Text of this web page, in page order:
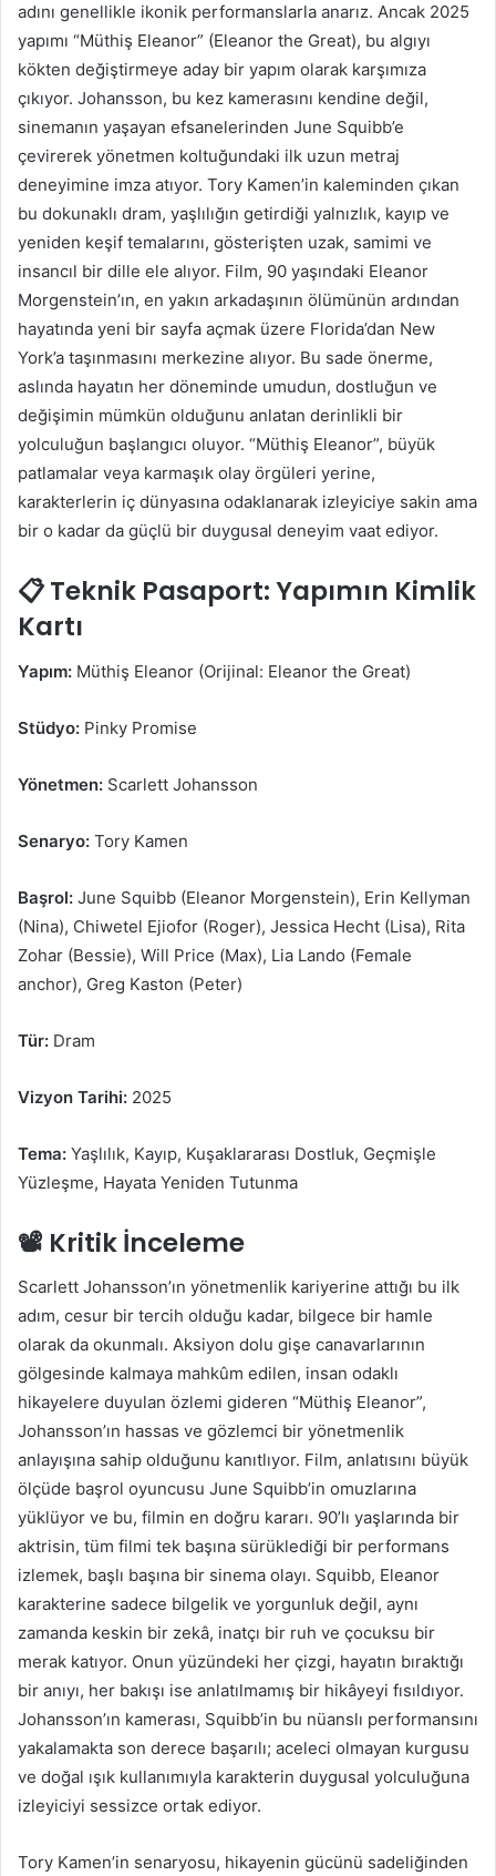
adını genellikle ikonik performanslarla anarız. Ancak 2025
yapımı “Müthiş Eleanor” (Eleanor the Great), bu algıyı
kökten değiştirmeye aday bir yapım olarak karşımıza
çıkıyor. Johansson, bu kez kamerasını kendine değil,
sinemanın yaşayan efsanelerinden June Squibb’e
çevirerek yönetmen koltuğundaki ilk uzun metraj
deneyimine imza atıyor. Tory Kamen’in kaleminden çıkan
bu dokunaklı dram, yaşlılığın getirdiği yalnızlık, kayıp ve
yeniden keşif temalarını, gösterişten uzak, samimi ve
insancıl bir dille ele alıyor. Film, 90 yaşındaki Eleanor
Morgenstein’ın, en yakın arkadaşının ölümünün ardından
hayatında yeni bir sayfa açmak üzere Florida’dan New
York’a taşınmasını merkezine alıyor. Bu sade önerme,
aslında hayatın her döneminde umudun, dostluğun ve
değişimin mümkün olduğunu anlatan derinlikli bir
yolculuğun başlangıcı oluyor. “Müthiş Eleanor”, büyük
patlamalar veya karmaşık olay örgüleri yerine,
karakterlerin iç dünyasına odaklanarak izleyiciye sakin ama
bir o kadar da güçlü bir duygusal deneyim vaat ediyor.
📋 Teknik Pasaport: Yapımın Kimlik
Kartı
Yapım: Müthiş Eleanor (Orijinal: Eleanor the Great)
Stüdyo: Pinky Promise
Yönetmen: Scarlett Johansson
Senaryo: Tory Kamen
Başrol: June Squibb (Eleanor Morgenstein), Erin Kellyman
(Nina), Chiwetel Ejiofor (Roger), Jessica Hecht (Lisa), Rita
Zohar (Bessie), Will Price (Max), Lia Lando (Female
anchor), Greg Kaston (Peter)
Tür: Dram
Vizyon Tarihi: 2025
Tema: Yaşlılık, Kayıp, Kuşaklararası Dostluk, Geçmişle
Yüzleşme, Hayata Yeniden Tutunma
📽️ Kritik İnceleme
Scarlett Johansson’ın yönetmenlik kariyerine attığı bu ilk
adım, cesur bir tercih olduğu kadar, bilgece bir hamle
olarak da okunmalı. Aksiyon dolu gişe canavarlarının
gölgesinde kalmaya mahkûm edilen, insan odaklı
hikayelere duyulan özlemi gideren “Müthiş Eleanor”,
Johansson’ın hassas ve gözlemci bir yönetmenlik
anlayışına sahip olduğunu kanıtlıyor. Film, anlatısını büyük
ölçüde başrol oyuncusu June Squibb’in omuzlarına
yüklüyor ve bu, filmin en doğru kararı. 90’lı yaşlarında bir
aktrisin, tüm filmi tek başına sürüklediği bir performans
izlemek, başlı başına bir sinema olayı. Squibb, Eleanor
karakterine sadece bilgelik ve yorgunluk değil, aynı
zamanda keskin bir zekâ, inatçı bir ruh ve çocuksu bir
merak katıyor. Onun yüzündeki her çizgi, hayatın bıraktığı
bir anıyı, her bakışı ise anlatılmamış bir hikâyeyi fısıldıyor.
Johansson’ın kamerası, Squibb’in bu nüanslı performansını
yakalamakta son derece başarılı; aceleci olmayan kurgusu
ve doğal ışık kullanımıyla karakterin duygusal yolculuğuna
izleyiciyi sessizce ortak ediyor.
Tory Kamen’in senaryosu, hikayenin gücünü sadeliğinden